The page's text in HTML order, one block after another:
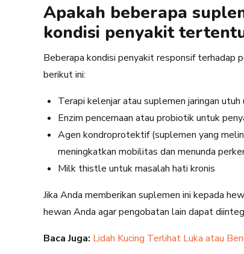
Apakah beberapa
kondisi penyakit
Beberapa kondisi penyakit responsif terhadap
berikut ini:
Terapi kelenjar atau suplemen jaringan
Enzim pencernaan atau probiotik untuk
Agen kondroprotektif (suplemen yang
meningkatkan mobilitas dan menunda
Milk thistle untuk masalah hati kronis
Jika Anda memberikan suplemen ini kepada
hewan Anda agar pengobatan lain dapat
Baca Juga: Lidah Kucing Terlihat Luka atau